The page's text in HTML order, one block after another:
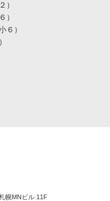
）
）
６）
幌MNビル 11F